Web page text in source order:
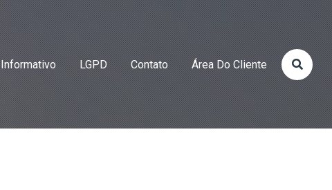
Informativo LGPD Contato Área Do Cliente